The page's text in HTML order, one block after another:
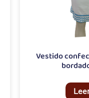
Vestido